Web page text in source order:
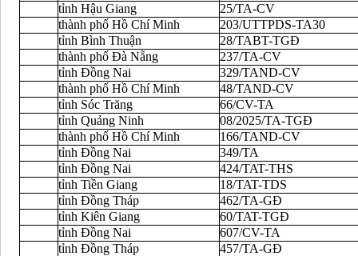
tỉnh Hậu Giang
25/TA-CV
thành phố Hồ Chí Minh
203/UTTPDS-TA30
tỉnh Bình Thuận
28/TABT-TGĐ
thành phố Đà Nẵng
237/TA-CV
tỉnh Đồng Nai
329/TAND-CV
thành phố Hồ Chí Minh
48/TAND-CV
tỉnh Sóc Trăng
66/CV-TA
tỉnh Quảng Ninh
08/2025/TA-TGĐ
thành phố Hồ Chí Minh
166/TAND-CV
tỉnh Đồng Nai
349/TA
tỉnh Đồng Nai
424/TAT-THS
tỉnh Tiền Giang
18/TAT-TDS
tỉnh Đồng Tháp
462/TA-GĐ
tỉnh Kiên Giang
60/TAT-TGĐ
tỉnh Đồng Nai
607/CV-TA
tỉnh Đồng Tháp
457/TA-GĐ